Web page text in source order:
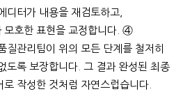
디터가 내용을 재검토하고,
모호한 표현을 교정합니다. ④
질관리팀이 위의 모든 단계를 철저히
도록 보장합니다. 그 결과 완성된 최종
작성한 것처럼 자연스럽습니다.